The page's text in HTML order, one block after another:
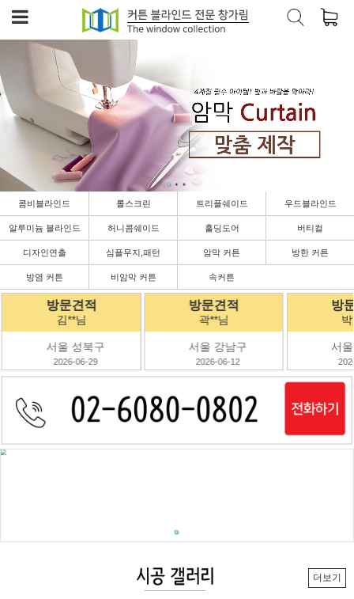
콤비블라인드 롤스크린 트리플쉐이드 우드블라인드
알루미늄 블라인드 허니콤쉐이드 홀딩도어 버티컬
디자인연출 심플무지,패턴 암막 커튼 방한 커튼
방염 커튼 비암막 커튼 속커튼
방문견적
곽**님
서울 강남구
2026-06-12
방문견적
박**님
서울 강남구
2026-06-10
방
경
더보기